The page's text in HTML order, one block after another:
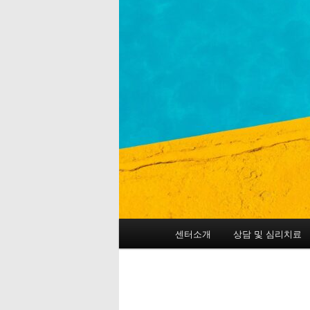
첫
센터소개 상담 및 심리치료